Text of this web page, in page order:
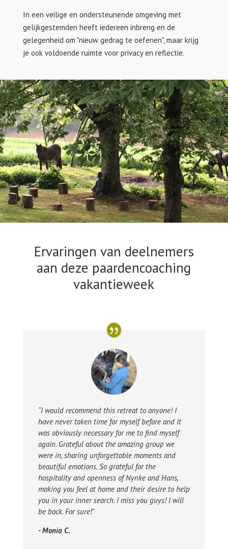
In een veilige en ondersteunende omgeving met
gelijkgestemden heeft iedereen inbreng en de
gelegenheid om "nieuw gedrag te oefenen", maar krijg
je ook voldoende ruimte voor privacy en reflectie.
Ervaringen van deelnemers
aan deze paardencoaching
vakantieweek
“I would recommend this retreat to anyone! I
have never taken time for myself before and it
was obviously necessary for me to find myself
again. Grateful about the amazing group we
were in, sharing unforgettable moments and
beautiful emotions. So grateful for the
hospitality and openness of Nynke and Hans,
making you feel at home and their desire to help
you in your inner search. I miss you guys! I will
be back. For sure!"
- Monia C.